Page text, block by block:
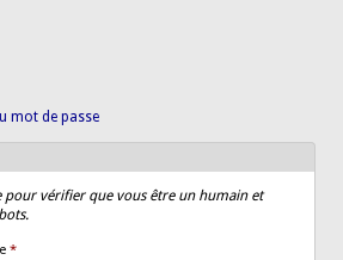
mot de passe
pour vérifier que vous être un humain et
*